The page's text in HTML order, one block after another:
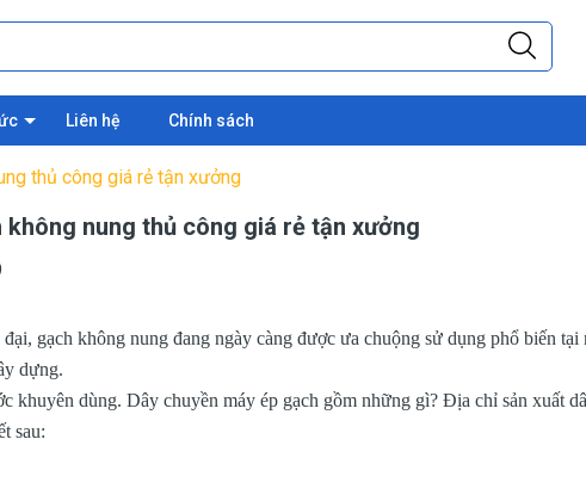
Liên hệ Chính sách
thủ công giá rẻ tận xưởng
nung thủ công giá rẻ tận xưởng
gạch không nung đang ngày càng được ưa chuộng sử dụng phổ biến
dựng.
khuyên dùng. Dây chuyền máy ép gạch gồm những gì? Địa chỉ sản xuất
sau: